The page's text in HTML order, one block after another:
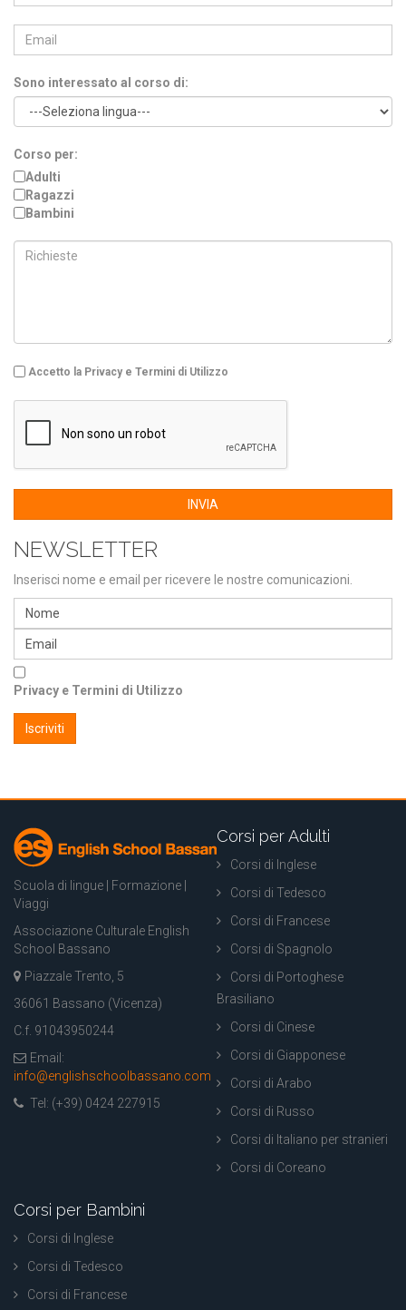
Sono interessato al corso di:
Corso per:
Adulti
Ragazzi
Bambini
Accetto la Privacy e Termini di Utilizzo
INVIA
NEWSLETTER
Inserisci nome e email per ricevere le nostre comunicazioni.
Privacy e Termini di Utilizzo
Scuola di lingue | Formazione |
Viaggi
Associazione Culturale English
School Bassano
Piazzale Trento, 5
36061 Bassano (Vicenza)
C.f. 91043950244
Email:
info@englishschoolbassano.com
Tel: (+39) 0424 227915
Corsi per Adulti
Corsi di Inglese
Corsi di Tedesco
Corsi di Francese
Corsi di Spagnolo
Corsi di Portoghese
Brasiliano
Corsi di Cinese
Corsi di Giapponese
Corsi di Arabo
Corsi di Russo
Corsi di Italiano per stranieri
Corsi di Coreano
Corsi per Bambini
Corsi di Inglese
Corsi di Tedesco
Corsi di Francese